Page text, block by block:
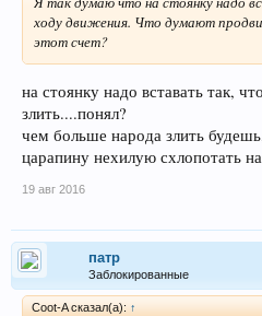
ходу движения. Что думают
этот счет?
на стоянку надо вставать так,
злить....понял?
чем больше народа злить
царапину нехилую схлопотать
19 авг 2016
патр
Заблокированные
Coot-A сказал(а): ↑